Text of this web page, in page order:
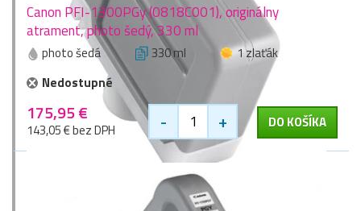
Canon PFI-1300PGy (0818C001), originálny
atrament, photo šedý, 330 ml
photo šedá 330 ml
1 zlaťák
Nedostupné
175,95 €
143,05 € bez DPH - + DO KOŠÍKA